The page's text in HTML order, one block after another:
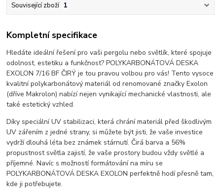
Související zboží 1
Kompletní specifikace
Hledáte ideální řešení pro vaši pergolu nebo světlík, které spojuje
odolnost, estetiku a funkčnost? POLYKARBONÁTOVÁ DESKA
EXOLON 7/16 BF ČIRÝ je tou pravou volbou pro vás! Tento vysoce
kvalitní polykarbonátový materiál od renomované značky Exolon
(dříve Makrolon) nabízí nejen vynikající mechanické vlastnosti, ale
také estetický vzhled.
Díky speciální UV stabilizaci, která chrání materiál před škodlivým
UV zářením z jedné strany, si můžete být jisti, že vaše investice
vydrží dlouhá léta bez známek stárnutí. Čirá barva a 56%
propustnost světla zajistí, že vaše prostory budou vždy světlé a
příjemné. Navíc s možností formátování na míru se
POLYKARBONÁTOVÁ DESKA EXOLON perfektně hodí přesně tam,
kde ji potřebujete.